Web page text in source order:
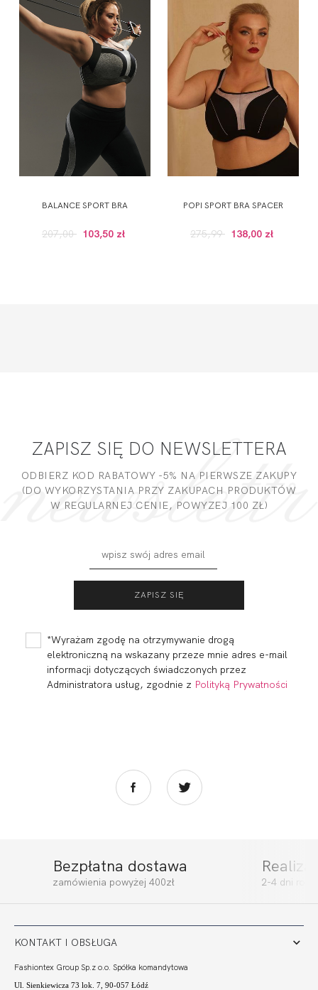
BALANCE SPORT BRA
207,00 103,50 zł
POPI SPORT BRA SPACER
275,99 138,00 zł
ZAPISZ SIĘ DO NEWSLETTERA
ODBIERZ KOD RABATOWY -5% NA PIERWSZE ZAKUPY
(DO WYKORZYSTANIA PRZY ZAKUPACH PRODUKTÓW
W REGULARNEJ CENIE, POWYZEJ 100 ZŁ)
*Wyrażam zgodę na otrzymywanie drogą
elektroniczną na wskazany przeze mnie adres e-mail
informacji dotyczących świadczonych przez
Administratora usług, zgodnie z Polityką Prywatności
Bezpłatna dostawa
zamówienia powyżej 400zł 2-4 dni
KONTAKT I OBSŁUGA
Fashiontex Group Sp.z o.o. Spółka komandytowa
Ul. Sienkiewicza 73 lok. 7, 90-057 Łódź